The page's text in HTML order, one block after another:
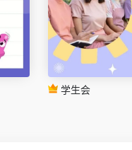
学生会